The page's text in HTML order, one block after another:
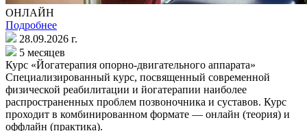
ОНЛАЙН
Подробнее
28.09.2026 г.
5 месяцев
Курс «Йогатерапия опорно-двигательного аппарата»
Специализированный курс, посвященный современной
физической реабилитации и йогатерапии наиболее
распространенных проблем позвоночника и суставов. Курс
проходит в комбинированном формате — онлайн (теория) и
оффлайн (практика).